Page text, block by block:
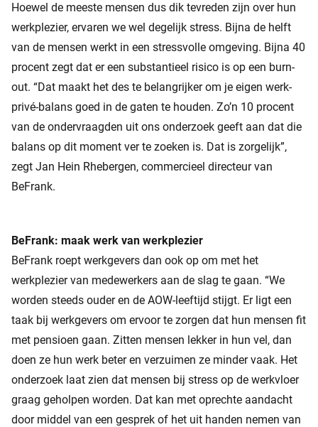
Hoewel de meeste mensen dus dik tevreden zijn over hun
werkplezier, ervaren we wel degelijk stress. Bijna de helft
van de mensen werkt in een stressvolle omgeving. Bijna 40
procent zegt dat er een substantieel risico is op een burn-
out. “Dat maakt het des te belangrijker om je eigen werk-
privé-balans goed in de gaten te houden. Zo’n 10 procent
van de ondervraagden uit ons onderzoek geeft aan dat die
balans op dit moment ver te zoeken is. Dat is zorgelijk”,
zegt Jan Hein Rhebergen, commercieel directeur van
BeFrank.
BeFrank: maak werk van werkplezier
BeFrank roept werkgevers dan ook op om met het
werkplezier van medewerkers aan de slag te gaan. “We
worden steeds ouder en de AOW-leeftijd stijgt. Er ligt een
taak bij werkgevers om ervoor te zorgen dat hun mensen fit
met pensioen gaan. Zitten mensen lekker in hun vel, dan
doen ze hun werk beter en verzuimen ze minder vaak. Het
onderzoek laat zien dat mensen bij stress op de werkvloer
graag geholpen worden. Dat kan met oprechte aandacht
door middel van een gesprek of het uit handen nemen van